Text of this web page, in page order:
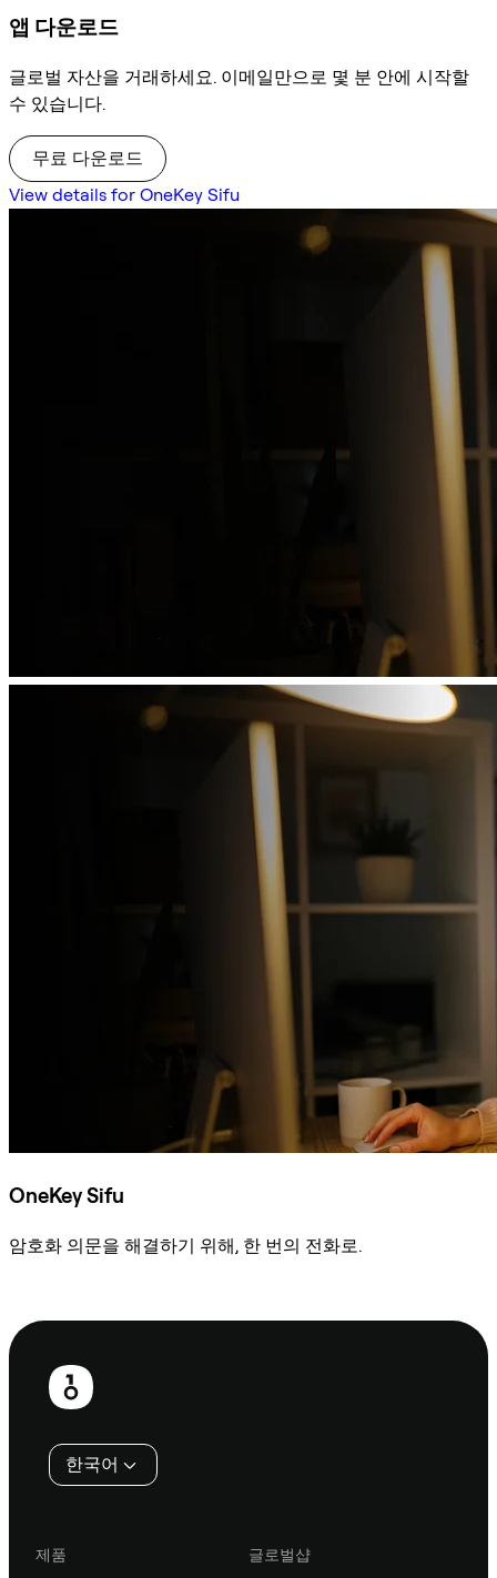
앱 다운로드
글로벌 자산을 거래하세요. 이메일만으로 몇 분 안에 시작할
수 있습니다.
무료 다운로드
View details for OneKey Sifu
OneKey Sifu
암호화 의문을 해결하기 위해, 한 번의 전화로.
보
한국어
제품
글로벌샵